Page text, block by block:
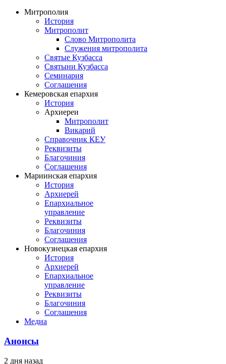
Митрополия
История
Митрополит
Слово Митрополита
Служения митрополита
Святые Кузбасса
Святыни Кузбасса
Семинария
Соглашения
Кемеровская епархия
История
Архиереи
Митрополит
Викарий
Справочник КЕУ
Реквизиты
Благочиния
Соглашения
Мариинская епархия
История
Архиерей
Епархиальное
управление
Реквизиты
Благочиния
Соглашения
Новокузнецкая епархия
История
Архиерей
Епархиальное
управление
Реквизиты
Благочиния
Соглашения
Медиа
Анонсы
2 дня назад